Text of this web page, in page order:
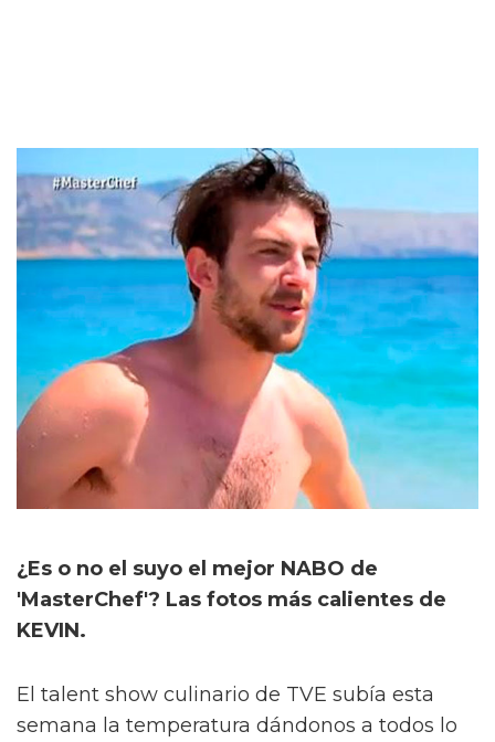
¿Es o no el suyo el mejor NABO de
'MasterChef'? Las fotos más calientes de
KEVIN.
El talent show culinario de TVE subía esta
semana la temperatura dándonos a todos lo